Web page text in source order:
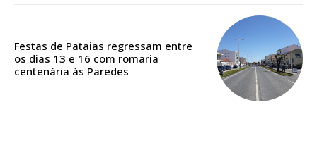
Festas de Pataias regressam entre
os dias 13 e 16 com romaria
centenária às Paredes